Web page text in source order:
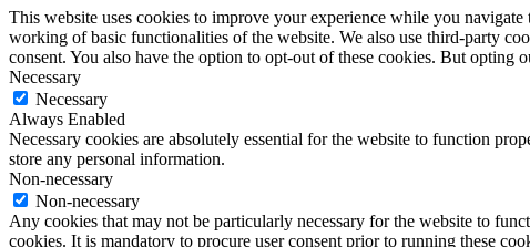
This website uses cookies to improve your experience while you
working of basic functionalities of the website. We also use third-party
consent. You also have the option to opt-out of these cookies. But opting
Necessary
Necessary
Always Enabled
Necessary cookies are absolutely essential for the website to function
store any personal information.
Non-necessary
Non-necessary
Any cookies that may not be particularly necessary for the website to
cookies. It is mandatory to procure user consent prior to running these